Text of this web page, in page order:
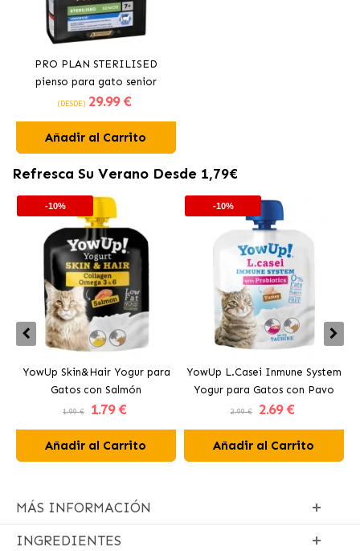
PRO PLAN STERILISED
pienso para gato senior
(DESDE) 29.99 €
Añadir al Carrito
Refresca Su Verano Desde 1,79€
-10%
YowUp Skin&Hair Yogur para
Gatos con Salmón
1.99 € 1.79 €
Añadir al Carrito
-10%
YowUp L.Casei Inmune System
Yogur para Gatos con Pavo
2.99 € 2.69 €
Añadir al Carrito
MÁS INFORMACIÓN
INGREDIENTES